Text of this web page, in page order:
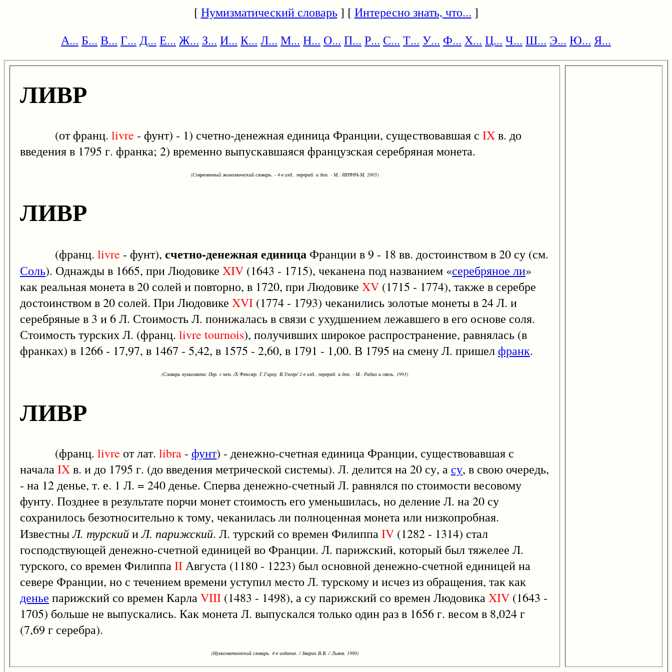
[Нумизматический словарь] [Интересно знать, что... ]
А... Б... В... Г... Д... Е... Ж... З... И... К... Л... М... Н... О... П... Р... С... Т... У... Ф... Х... Ц... Ч... Ш... Э... Ю... Я...
ЛИВР
(от франц. livre - фунт) - 1) счетно-денежная единица Франции, существовавшая с IXв. до
введения в 1795 г. франка; 2) временно выпускавшаяся французская серебряная монета.
(Современный экономический словарь. - 4-е изд., перераб. и доп. - М.: ИНФРА-М, 2005)
ЛИВР
(франц. livre - фунт), счетно-денежная единица Франции в 9 - 18 вв. достоинством в 20 су (см.
Соль). Однажды в 1665, при Людовике XIV (1643 - 1715), чеканена под названием «серебряное ли»
как реальная монета в 20 солей и повторно, в 1720, при Людовике XV (1715 - 1774), также в серебре
достоинством в 20 солей. При Людовике XVI (1774 - 1793) чеканились золотые монеты в 24 Л. и
серебряные в 3 и 6 Л. Стоимость Л. понижалась в связи с ухудшением лежавшего в его основе соля.
Стоимость турских Л. (франц. livre tournois), получивших широкое распространение, равнялась (в
франках) в 1266 - 17,97, в 1467 - 5,42, в 1575 - 2,60, в 1791 - 1,00. В 1795 на смену Л. пришелфранк.
(Словарь нумизмата: Пер. с нем. /Х.Фенглер, Г.Гироу, В.Унгер/ 2-е изд., перераб. и доп. - М.: Радио и связь, 1993)
ЛИВР
(франц. livre от лат. libra - фунт) - денежно-счетная единица Франции, существовавшая с
началаIXв. и до 1795 г. (до введения метрической системы). Л. делится на 20 су, а су, в свою очередь,
- на 12 денье, т. е. 1 Л. = 240 денье. Сперва денежно-счетный Л. равнялся по стоимости весовому
фунту. Позднее в результате порчи монет стоимость его уменьшилась, но деление Л. на 20 су
сохранилось безотносительно к тому, чеканилась ли полноценная монета или низкопробная.
ИзвестныЛ. турскийиЛ. парижский. Л. турский со времен ФилиппаIV (1282 - 1314) стал
господствующей денежно-счетной единицей во Франции. Л. парижский, который был тяжелее Л.
турского, со времен ФилиппаIIАвгуста (1180 - 1223) был основной денежно-счетной единицей на
севере Франции, но с течением времени уступил место Л. турскому и исчез из обращения, так как
денье парижский со времен КарлаVIII (1483 - 1498), а су парижский со времен ЛюдовикаXIV (1643 -
1705) больше не выпускались. Как монета Л. выпускался только один раз в 1656 г. весом в 8,024 г
(7,69 г серебра).
(Нумизматический словарь. 4-е издание. / Зварич В.В. / Львов, 1980)